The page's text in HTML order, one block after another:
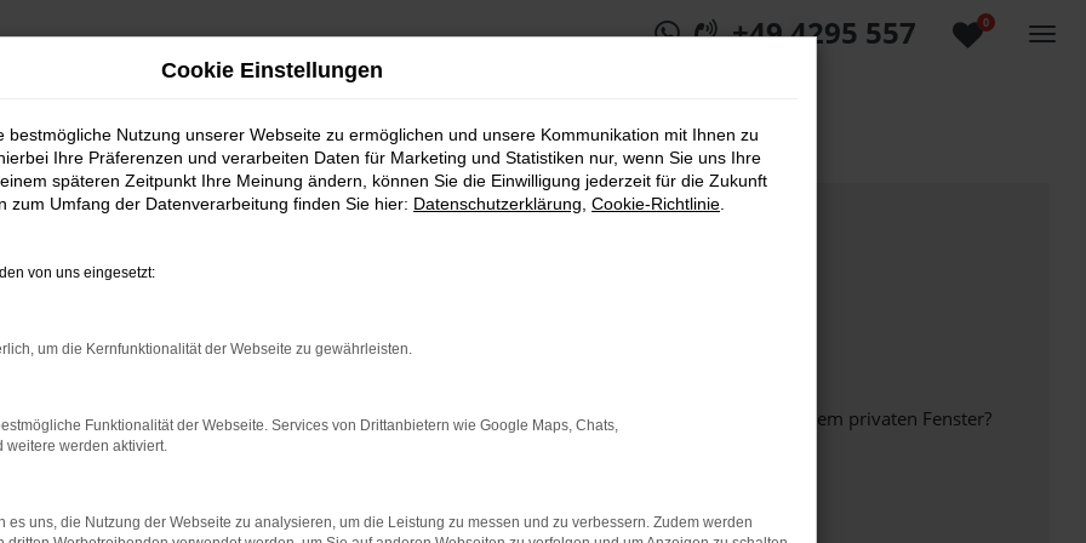
0
+49 4295 557
bestimmter Seiten verhindern. Funktioniert die Seite in einem anderen Browser oder in einem privaten Fenster?
beheben.
auf dem neuesten Stand sind.
Cookie Einstellungen
bestmögliche Nutzung unserer Webseite zu ermöglichen und unsere Kommunikation mit Ihnen zu
Ihre Präferenzen und verarbeiten Daten für Marketing und Statistiken nur, wenn Sie uns Ihre
späteren Zeitpunkt Ihre Meinung ändern, können Sie die Einwilligung jederzeit für die Zukunft
zum Umfang der Datenverarbeitung finden Sie hier: Datenschutzerklärung Cookie-Richtlinie
von uns eingesetzt:
um die Kernfunktionalität der Webseite zu gewährleisten.
Funktionalität der Webseite. Services von Drittanbietern wie Google Maps, Chats,
weitere werden aktiviert.
es uns, die Nutzung der Webseite zu analysieren, um die Leistung zu messen und zu verbessern. Zudem werden